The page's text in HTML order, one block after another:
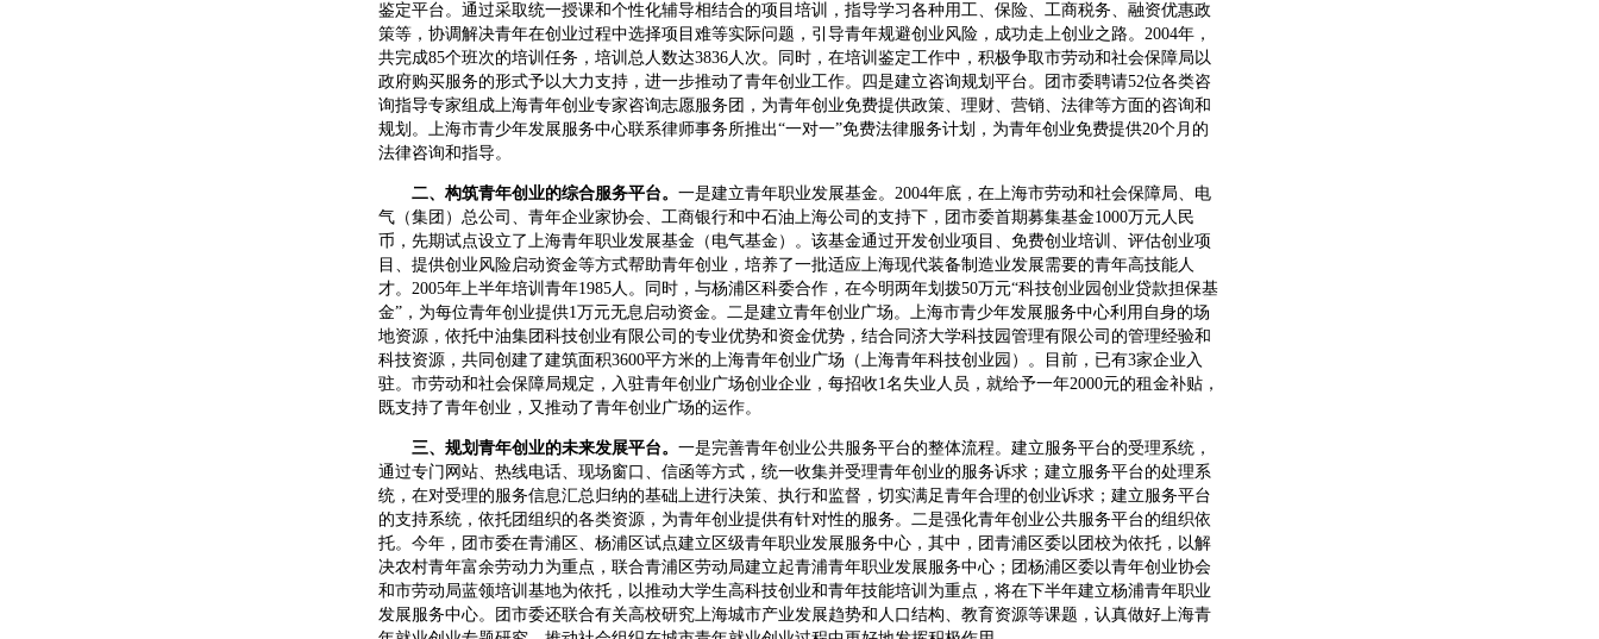
鉴定平台。通过采取统一授课和个性化辅导相结合的项目培训，指导学习各种用工、保险、工商税务、融资优惠政
策等，协调解决青年在创业过程中选择项目难等实际问题，引导青年规避创业风险，成功走上创业之路。2004年，
共完成85个班次的培训任务，培训总人数达3836人次。同时，在培训鉴定工作中，积极争取市劳动和社会保障局以
政府购买服务的形式予以大力支持，进一步推动了青年创业工作。四是建立咨询规划平台。团市委聘请52位各类咨
询指导专家组成上海青年创业专家咨询志愿服务团，为青年创业免费提供政策、理财、营销、法律等方面的咨询和
规划。上海市青少年发展服务中心联系律师事务所推出“一对一”免费法律服务计划，为青年创业免费提供20个月的
法律咨询和指导。
二、构筑青年创业的综合服务平台。 一是建立青年职业发展基金。2004年底，在上海市劳动和社会保障局、电
气（集团）总公司、青年企业家协会、工商银行和中石油上海公司的支持下，团市委首期募集基金1000万元人民
币，先期试点设立了上海青年职业发展基金（电气基金）。该基金通过开发创业项目、免费创业培训、评估创业项
目、提供创业风险启动资金等方式帮助青年创业，培养了一批适应上海现代装备制造业发展需要的青年高技能人
才。2005年上半年培训青年1985人。同时，与杨浦区科委合作，在今明两年划拨50万元“科技创业园创业贷款担保基
金”，为每位青年创业提供1万元无息启动资金。二是建立青年创业广场。上海市青少年发展服务中心利用自身的场
地资源，依托中油集团科技创业有限公司的专业优势和资金优势，结合同济大学科技园管理有限公司的管理经验和
科技资源，共同创建了建筑面积3600平方米的上海青年创业广场（上海青年科技创业园）。目前，已有3家企业入
驻。市劳动和社会保障局规定，入驻青年创业广场创业企业，每招收1名失业人员，就给予一年2000元的租金补贴，
既支持了青年创业，又推动了青年创业广场的运作。
三、规划青年创业的未来发展平台。 一是完善青年创业公共服务平台的整体流程。建立服务平台的受理系统，
通过专门网站、热线电话、现场窗口、信函等方式，统一收集并受理青年创业的服务诉求；建立服务平台的处理系
统，在对受理的服务信息汇总归纳的基础上进行决策、执行和监督，切实满足青年合理的创业诉求；建立服务平台
的支持系统，依托团组织的各类资源，为青年创业提供有针对性的服务。二是强化青年创业公共服务平台的组织依
托。今年，团市委在青浦区、杨浦区试点建立区级青年职业发展服务中心，其中，团青浦区委以团校为依托，以解
决农村青年富余劳动力为重点，联合青浦区劳动局建立起青浦青年职业发展服务中心；团杨浦区委以青年创业协会
和市劳动局蓝领培训基地为依托，以推动大学生高科技创业和青年技能培训为重点，将在下半年建立杨浦青年职业
发展服务中心。团市委还联合有关高校研究上海城市产业发展趋势和人口结构、教育资源等课题，认真做好上海青